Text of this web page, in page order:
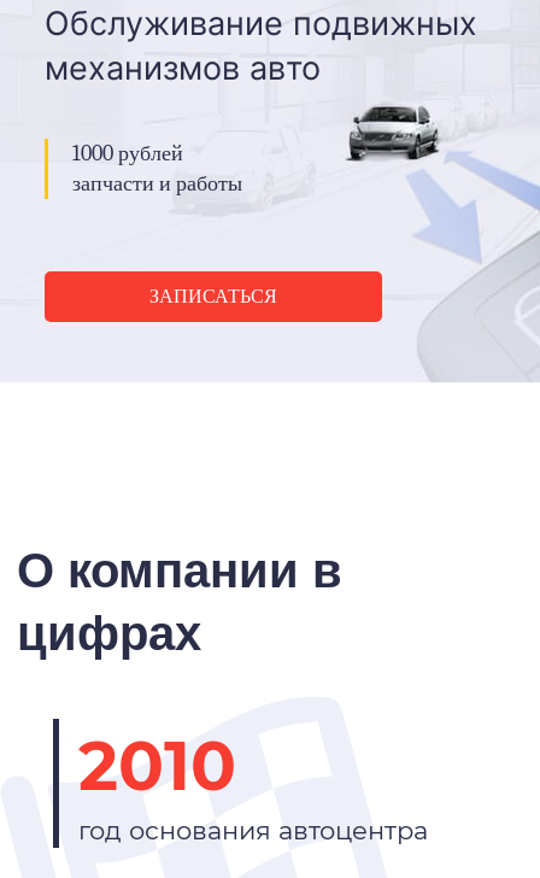
Обслуживание подвижных
механизмов авто
1000 рублей
запчасти и работы
ЗАПИСАТЬСЯ
О компании в
цифрах
2010
год основания автоцентра